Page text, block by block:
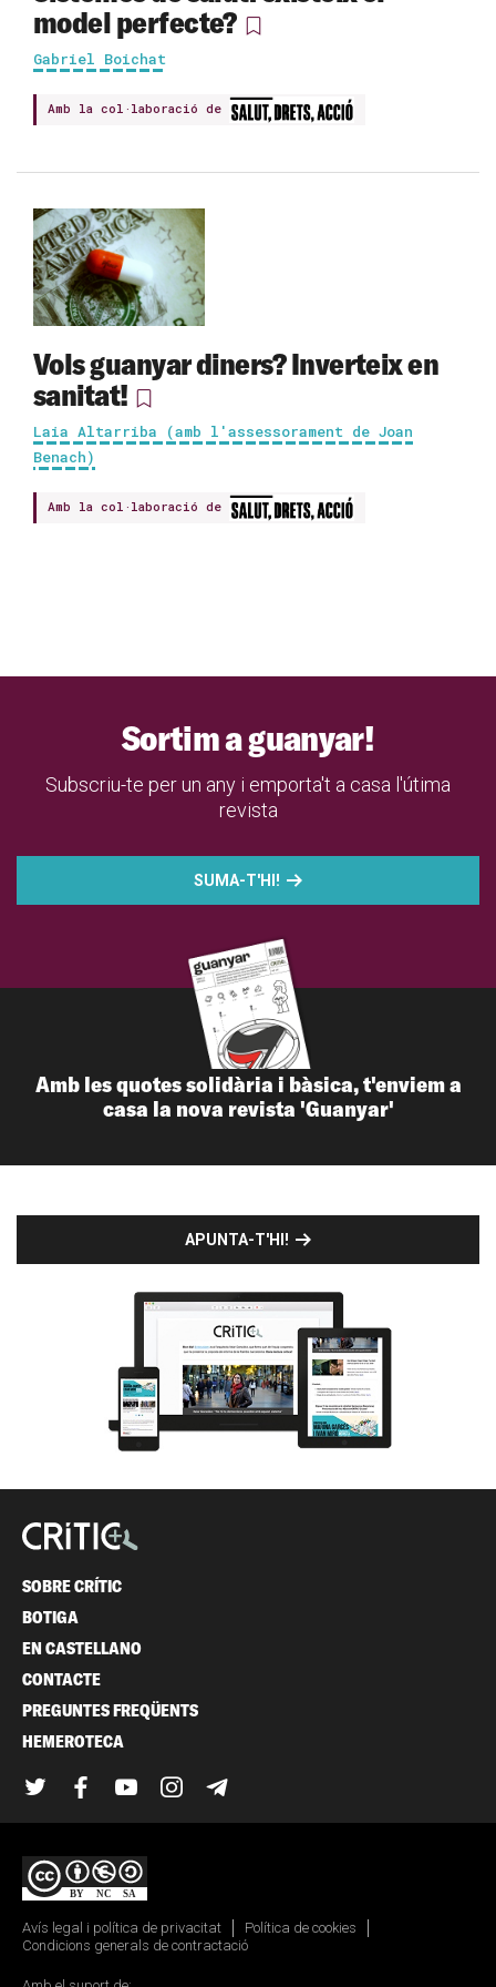
model perfecte?
Gabriel Boichat
Amb la col·laboració de
Vols guanyar diners? Inverteix en
sanitat!
Laia Altarriba (amb l'assessorament de Joan
Benach)
Amb la col·laboració de
Sortim a guanyar!
Subscriu-te per un any i emporta't a casa l'útima
revista
SUMA-T'HI!
Amb les quotes solidària i bàsica, t'enviem a
casa la nova revista 'Guanyar'
APUNTA-T'HI!
SOBRE CRÍTIC
BOTIGA
EN CASTELLANO
CONTACTE
PREGUNTES FREQÜENTS
HEMEROTECA
TwitterFacebook
YouTubeInstagram
Avís legal i política de privacitat
Política de cookies
Condicions generals de contractació